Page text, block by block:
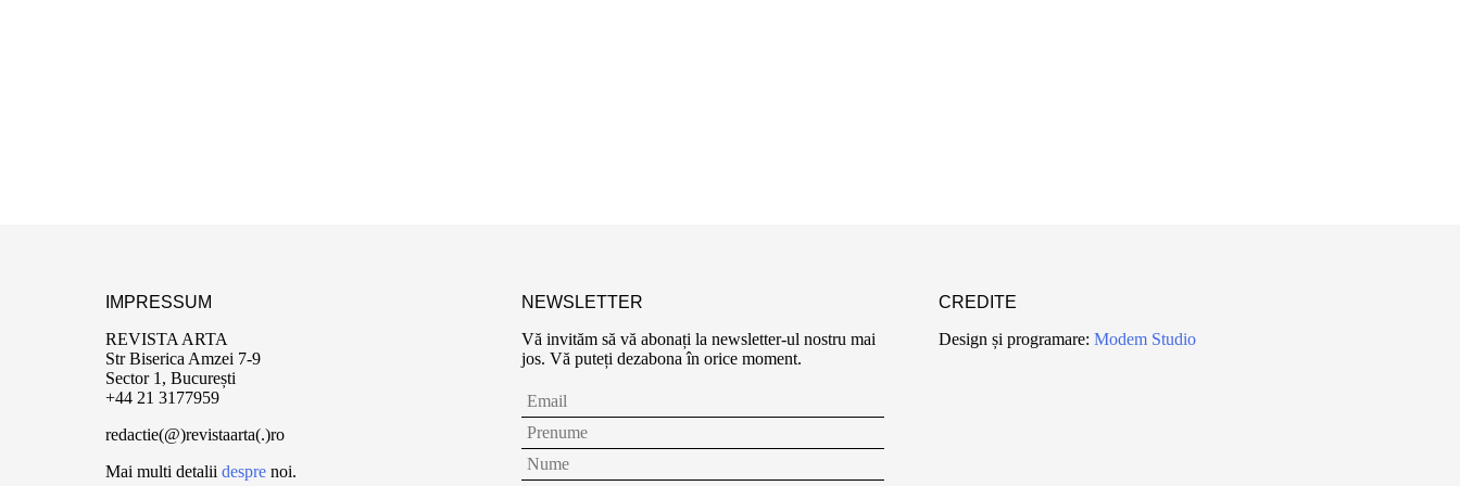
IMPRESSUM
REVISTA ARTA
Str Biserica Amzei 7-9
Sector 1, București
+44 21 3177959
redactie(@)revistaarta(.)ro
Mai multi detalii despre noi.
NEWSLETTER
Vă invităm să vă abonați la newsletter-ul nostru mai
jos. Vă puteți dezabona în orice moment.
CREDITE
Design și programare: Modem Studio